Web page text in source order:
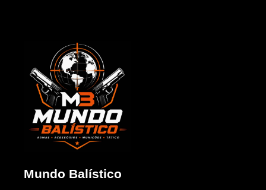
Mundo Balístico